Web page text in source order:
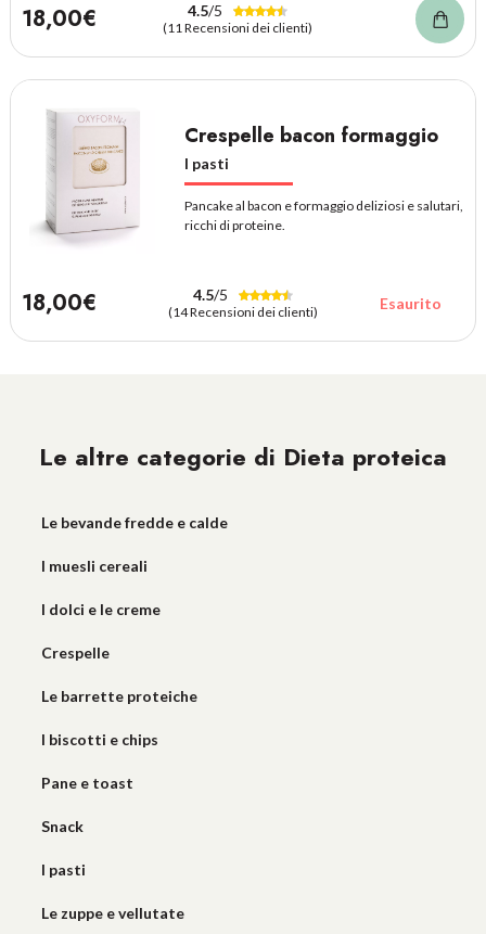
18,00€ 4.5/5
(11 Recensioni dei clienti)
Crespelle bacon formaggio
I pasti
Pancake al bacon e formaggio deliziosi e salutari,
ricchi di proteine.
18,00€ 4.5/5
(14 Recensioni dei clienti) Esaurito
Le altre categorie di Dieta proteica
Le bevande fredde e calde
I muesli cereali
I dolci e le creme
Crespelle
Le barrette proteiche
I biscotti e chips
Pane e toast
Snack
I pasti
Le zuppe e vellutate